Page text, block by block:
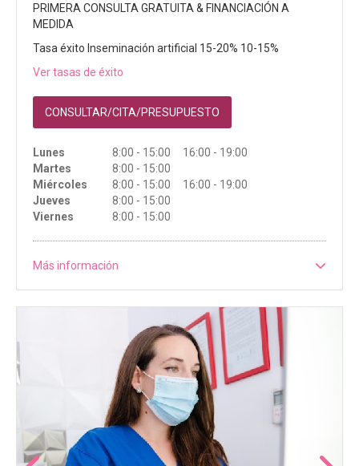
PRIMERA CONSULTA GRATUITA & FINANCIACIÓN A
MEDIDA
Tasa éxito Inseminación artificial 15-20% 10-15%
Ver tasas de éxito
CONSULTAR/CITA/PRESUPUESTO
Lunes
8:00 - 15:00 16:00 - 19:00
Martes
8:00 - 15:00
Miércoles
8:00 - 15:00 16:00 - 19:00
Jueves
8:00 - 15:00
Viernes
8:00 - 15:00
Más información